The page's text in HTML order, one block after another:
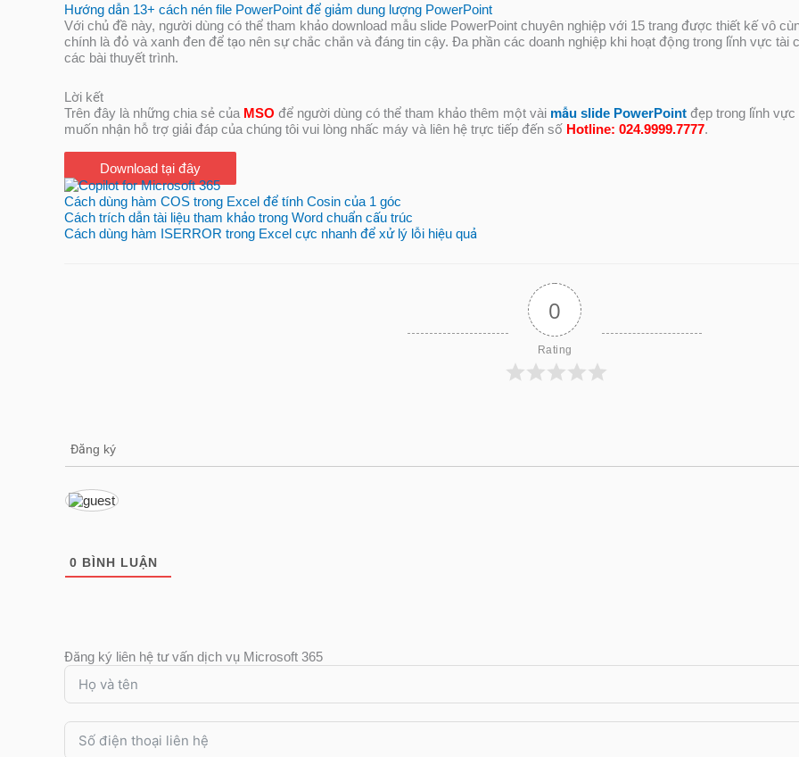
Hướng dẫn 13+ cách nén file PowerPoint để giảm dung lượng PowerPoint
Với chủ đề này, người dùng có thể tham khảo download mẫu slide PowerPoint chuyên nghiệp với 15 trang được thiết kế vô
chính là đỏ và xanh đen để tạo nên sự chắc chắn và đáng tin cậy. Đa phần các doanh nghiệp khi hoạt động trong lĩnh vực
các bài thuyết trình.
Lời kết
Trên đây là những chia sẻ của MSO để người dùng có thể tham khảo thêm một vài mẫu slide PowerPoint đẹp trong lĩnh vực
muốn nhận hỗ trợ giải đáp của chúng tôi vui lòng nhấc máy và liên hệ trực tiếp đến số Hotline: 024.9999.7777.
Download tại đây
Cách dùng hàm COS trong Excel để tính Cosin của 1 góc
Cách trích dẫn tài liệu tham khảo trong Word chuẩn cấu trúc
Cách dùng hàm ISERROR trong Excel cực nhanh để xử lý lỗi hiệu quả
0
Rating
Đăng ký
0 BÌNH LUẬN
Đăng ký liên hệ tư vấn dịch vụ Microsoft 365